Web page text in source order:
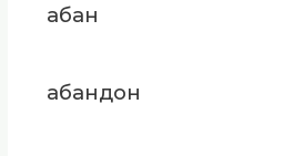
абан
абандон